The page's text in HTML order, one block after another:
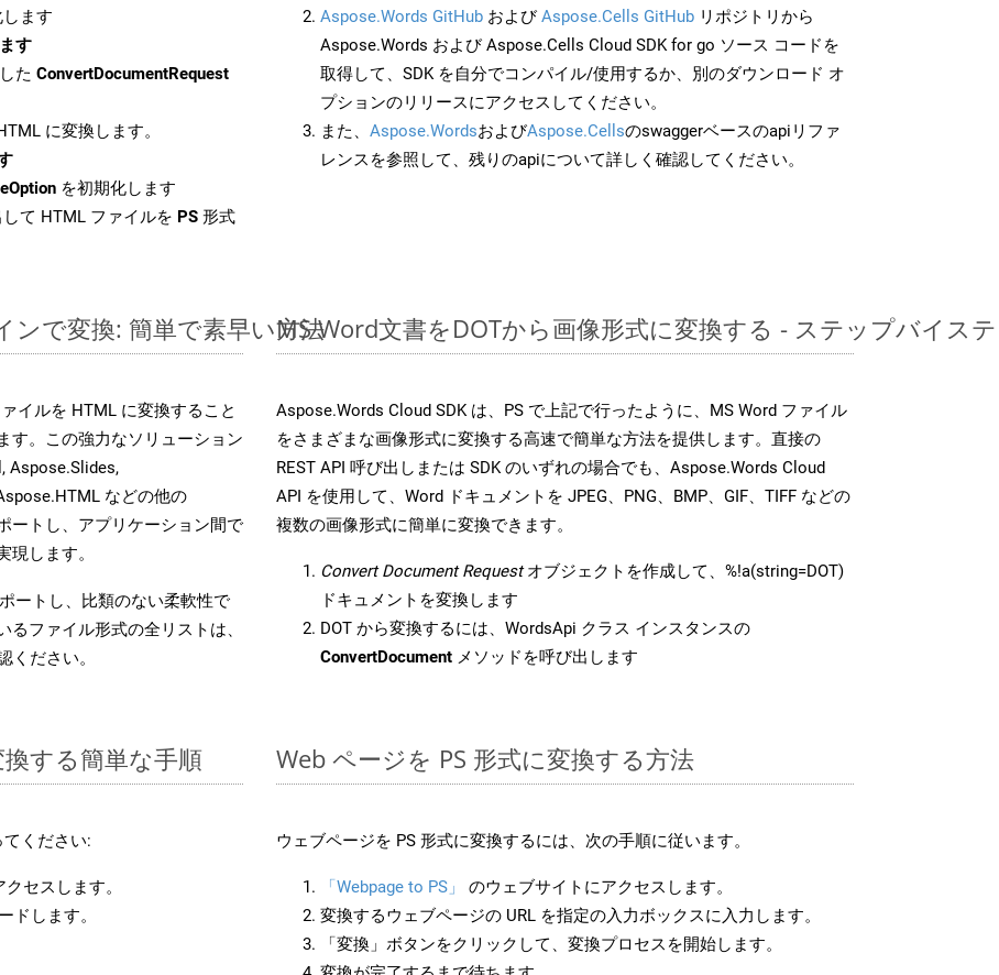
ます
す
た ConvertDocumentRequest
に変換します。
を初期化します
して HTML ファイルを PS 形式
Aspose.Words GitHub およびAspose.Cells GitHub リポジトリから
Aspose.Words および Aspose.Cells Cloud SDK for go ソース コードを
取得して、SDK を自分でコンパイル/使用するか、別のダウンロード オ
プションのリリースにアクセスしてください。
また、 Aspose.WordsおよびAspose.Cellsのswaggerベースのapiリファ
レンスを参照して、残りのapiについて詳しく確認してください。
ンで変換: 簡単で素早い方法
イルを HTML に変換すること
す。この強力なソリューション
Aspose.Slides,
などの他の
ートし、アプリケーション間で
します。
ートし、比類のない柔軟性で
ファイル形式の全リストは、
ください。
MS Word文書をDOTから画像形式に変換する - ステップバイス
Aspose.Words Cloud SDK は、PS で上記で行ったように、MS Word ファイル
をさまざまな画像形式に変換する高速で簡単な方法を提供します。直接の
REST API 呼び出しまたは SDK のいずれの場合でも、Aspose.Words Cloud
API を使用して、Word ドキュメントを JPEG、PNG、BMP、GIF、TIFF などの
複数の画像形式に簡単に変換できます。
Convert Document Requestオブジェクトを作成して、%!a(string=DOT)
ドキュメントを変換します
DOT から変換するには、WordsApi クラス インスタンスの
ConvertDocument メソッドを呼び出します
する簡単な手順
ください:
セスします。
ドします。
Web ページを PS 形式に変換する方法
ウェブページを PS 形式に変換するには、次の手順に従います。
「Webpage to PS」
のウェブサイトにアクセスします。
変換するウェブページの URL を指定の入力ボックスに入力します。
「変換」ボタンをクリックして、変換プロセスを開始します。